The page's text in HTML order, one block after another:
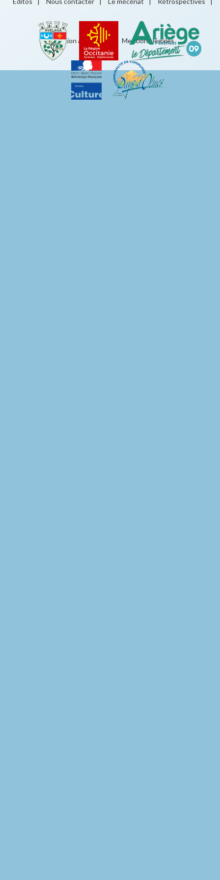
Éducation artistique Mentions légales